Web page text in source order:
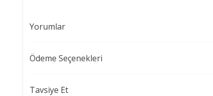
Yorumlar
Ödeme Seçenekleri
Tavsiye Et